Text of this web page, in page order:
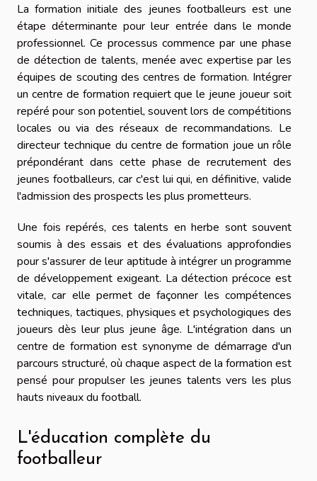
La formation initiale des jeunes footballeurs est une
étape déterminante pour leur entrée dans le monde
professionnel. Ce processus commence par une phase
de détection de talents, menée avec expertise par les
équipes de scouting des centres de formation. Intégrer
un centre de formation requiert que le jeune joueur soit
repéré pour son potentiel, souvent lors de compétitions
locales ou via des réseaux de recommandations. Le
directeur technique du centre de formation joue un rôle
prépondérant dans cette phase de recrutement des
jeunes footballeurs, car c'est lui qui, en définitive, valide
l'admission des prospects les plus prometteurs.
Une fois repérés, ces talents en herbe sont souvent
soumis à des essais et des évaluations approfondies
pour s'assurer de leur aptitude à intégrer un programme
de développement exigeant. La détection précoce est
vitale, car elle permet de façonner les compétences
techniques, tactiques, physiques et psychologiques des
joueurs dès leur plus jeune âge. L'intégration dans un
centre de formation est synonyme de démarrage d'un
parcours structuré, où chaque aspect de la formation est
pensé pour propulser les jeunes talents vers les plus
hauts niveaux du football.
L'éducation complète du
footballeur